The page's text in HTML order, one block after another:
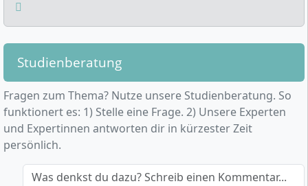
Studienberatung
Fragen zum Thema? Nutze unsere Studienberatung. So
funktionert es: 1) Stelle eine Frage. 2) Unsere Experten
und Expertinnen antworten dir in kürzester Zeit
persönlich.
Was denkst du dazu? Schreib einen Kommentar...